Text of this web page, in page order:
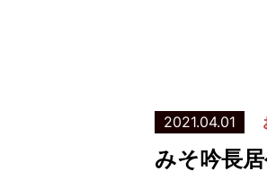
2021.04.01
みそ吟長